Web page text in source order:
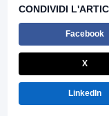
CONDIVIDI
Facebook
X
LinkedIn